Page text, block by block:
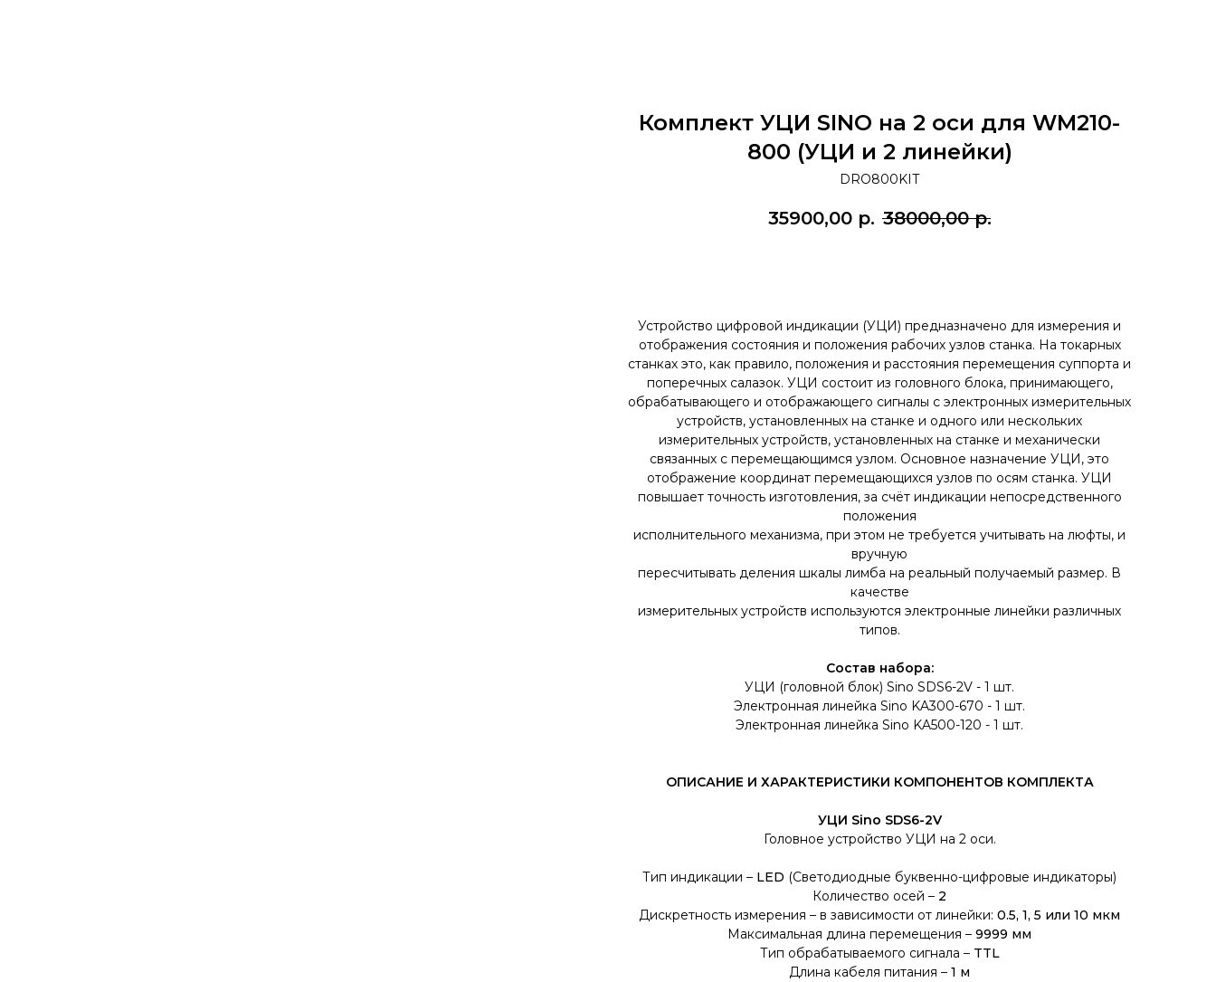
Комплект УЦИ SINO на 2 оси для WM210-
800 (УЦИ и 2 линейки)
DRO800KIT
35900,00 р. 38000,00 р.
Устройство цифровой индикации (УЦИ) предназначено для измерения и
отображения состояния и положения рабочих узлов станка. На токарных
станках это, как правило, положения и расстояния перемещения суппорта и
поперечных салазок. УЦИ состоит из головного блока, принимающего,
обрабатывающего и отображающего сигналы с электронных измерительных
устройств, установленных на станке и одного или нескольких
измерительных устройств, установленных на станке и механически
связанных с перемещающимся узлом. Основное назначение УЦИ, это
отображение координат перемещающихся узлов по осям станка. УЦИ
повышает точность изготовления, за счёт индикации непосредственного
положения
исполнительного механизма, при этом не требуется учитывать на люфты, и
вручную
пересчитывать деления шкалы лимба на реальный получаемый размер. В
качестве
измерительных устройств используются электронные линейки различных
типов.
Состав набора:
УЦИ (головной блок) Sino SDS6-2V - 1 шт.
Электронная линейка Sino KA300-670 - 1 шт.
Электронная линейка Sino KA500-120 - 1 шт.
ОПИСАНИЕ И ХАРАКТЕРИСТИКИ КОМПОНЕНТОВ КОМПЛЕКТА
УЦИ Sino SDS6-2V
Головное устройство УЦИ на 2 оси.
Тип индикации – LED (Светодиодные буквенно-цифровые индикаторы)
Количество осей – 2
Дискретность измерения – в зависимости от линейки: 0.5, 1, 5 или 10 мкм
Максимальная длина перемещения – 9999 мм
Тип обрабатываемого сигнала – TTL
Длина кабеля питания – 1 м